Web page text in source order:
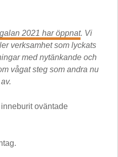
2021 har öppnat. Vi
verksamhet som lyckats
med nytänkande och
vågat steg som andra nu
inneburit oväntade